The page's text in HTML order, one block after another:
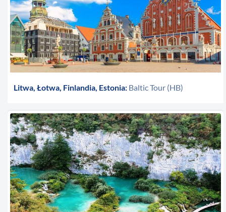
Litwa, Łotwa, Finlandia, Estonia: Baltic Tour (HB)